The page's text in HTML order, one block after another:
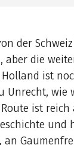
der
aber die
ist
Unrecht, wie
ist
und
an